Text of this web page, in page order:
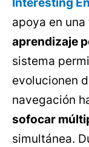
Interesting
apoya en
aprendizaje
sistema
evolucionen
navegación
sofocar
simultánea.